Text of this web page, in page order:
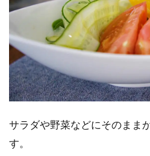
サラダや野菜などにそのまま
す。